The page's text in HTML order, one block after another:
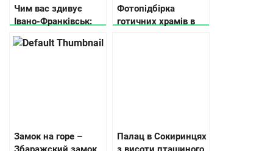
Чим вас здивує
Івано-Франківськ:
місця, які варто
побачити
Фотопідбірка
готичних храмів в
Замок на горе –
Палац в Сокиринцях